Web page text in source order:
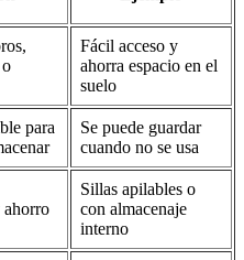
Fácil acceso y
ahorra espacio en el
suelo
para
Se puede guardar
cuando no se usa
ahorro
Sillas apilables o
con almacenaje
interno